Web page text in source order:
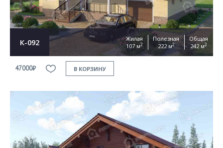
К-092
Жилая
107 м2
Полезная
222 м2
Общая
242 м2
47000₽ В КОРЗИНУ